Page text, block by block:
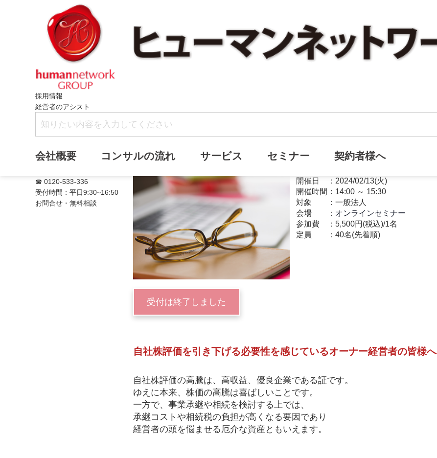
採用情報
経営者のアシスト
会社概要 コンサルの流れ サービス セミナー 契約者様へ
☎ 0120-533-336
受付時間：平日9:30~16:50
お問合せ・無料相談
満席
き下げ方法
開催日
2024/02/13(火)
開催時間： 14:00 ～ 15:30
対象
一般法人
会場
オンラインセミナー
参加費
5,500円(税込)/1名
定員
40名(先着順)
受付は終了しました
自社株評価を引き下げる必要性を感じているオーナー経営者の皆様へ
自社株評価の高騰は、高収益、優良企業である証です。
ゆえに本来、株価の高騰は喜ばしいことです。
一方で、事業承継や相続を検討する上では、
承継コストや相続税の負担が高くなる要因であり
経営者の頭を悩ませる厄介な資産ともいえます。